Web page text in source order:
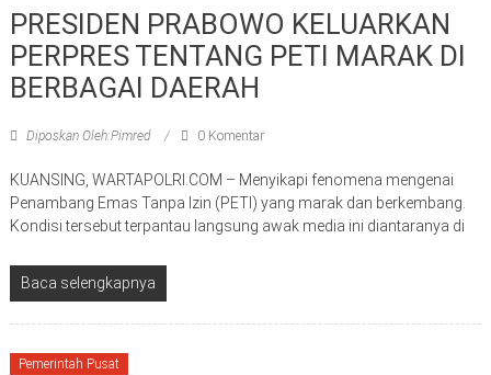
PRESIDEN PRABOWO KELUARKAN
PERPRES TENTANG PETI MARAK DI
BERBAGAI DAERAH
Diposkan Oleh:Pimred 0 Komentar
KUANSING, WARTAPOLRI.COM – Menyikapi fenomena mengenai
Penambang Emas Tanpa Izin (PETI) yang marak dan berkembang.
Kondisi tersebut terpantau langsung awak media ini diantaranya di
Baca selengkapnya
Pemerintah Pusat